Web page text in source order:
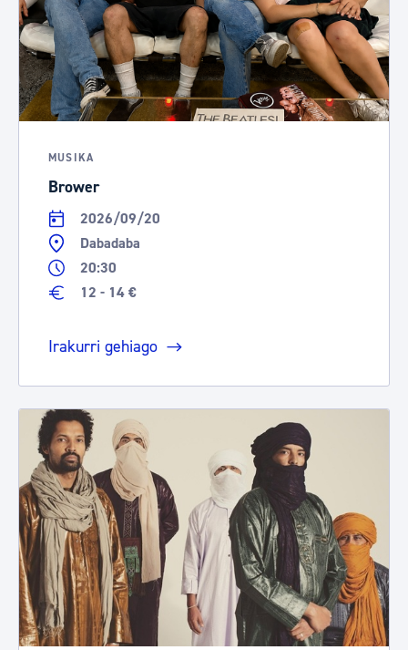
MUSIKA
Brower
2026/09/20
Dabadaba
20:30
12 - 14 €
Irakurri gehiago